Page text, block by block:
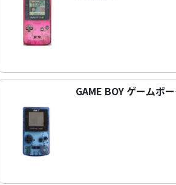
GAME BOY ゲームボ